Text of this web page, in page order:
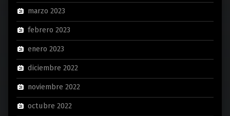
marzo 2023
febrero 2023
enero 2023
diciembre 2022
noviembre 2022
octubre 2022